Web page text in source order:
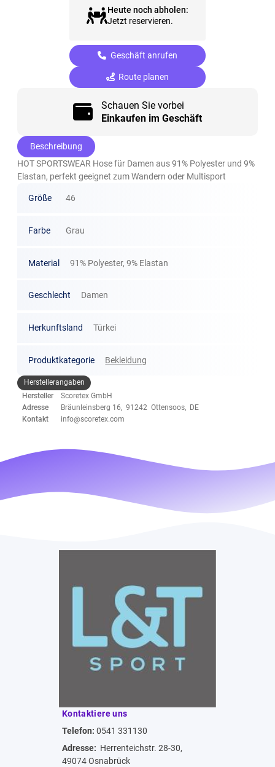
Heute noch abholen:
Jetzt reservieren.
Geschäft anrufen
Route planen
Schauen Sie vorbei
Einkaufen im Geschäft
Beschreibung
HOT SPORTSWEAR Hose für Damen aus 91% Polyester und 9%
Elastan, perfekt geeignet zum Wandern oder Multisport
Größe 46
Farbe Grau
Material 91% Polyester, 9% Elastan
Geschlecht Damen
Herkunftsland Türkei
Produktkategorie Bekleidung
Herstellerangaben
Hersteller
Scoretex GmbH
Adresse
Bräunleinsberg 16, 91242 Ottensoos, DE
Kontakt
info@scoretex.com
Kontaktiere uns
Telefon: 0541 331130
Adresse: Herrenteichstr. 28-30,
49074 Osnabrück